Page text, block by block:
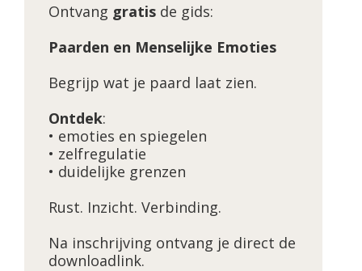
Ontvang gratis de gids:
Paarden en Menselijke Emoties
Begrijp wat je paard laat zien.
Ontdek:
• emoties en spiegelen
• zelfregulatie
• duidelijke grenzen
Rust. Inzicht. Verbinding.
Na inschrijving ontvang je direct de
downloadlink.